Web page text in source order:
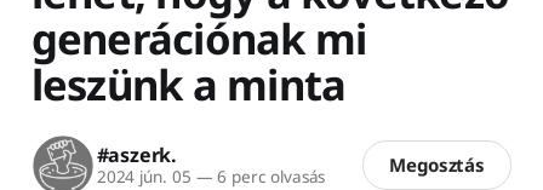
generációnak mi
leszünk a minta
#aszerk.
2024 jún. 05 — 6 perc olvasás Megosztás